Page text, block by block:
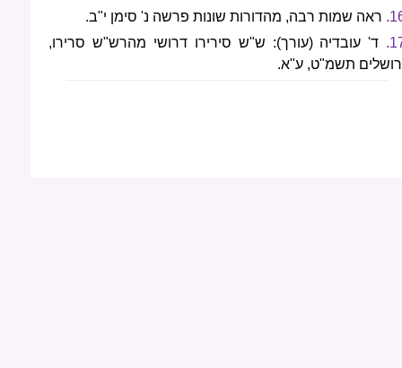
ראה שמות רבה, מהדורות שונות פרשה נ' סימן י"ב.
ד' עובדיה (עורך): ש"ש סירירו דרושי מהרש"ש סרירו,
תשמ"ט, ע"א.